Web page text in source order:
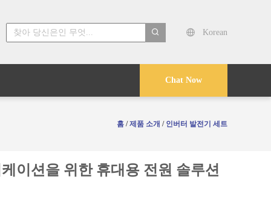
Korean
Chat Now
홈 /제품 소개 / 인버터 발전기 세트
이션을 위한 휴대용 전원 솔루션